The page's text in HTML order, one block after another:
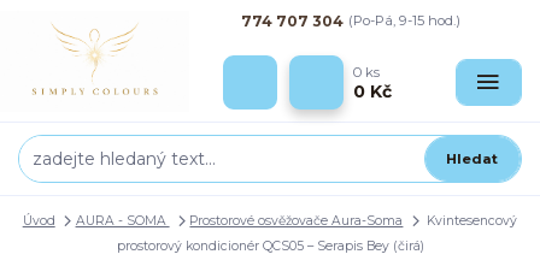
Hledat
774 707 304 (Po-Pá, 9-15 hod.)
0 ks
0 Kč
Úvod AURA - SOMA Prostorové osvěžovače Aura-Soma
Kvintesencový
prostorový kondicionér QCS05 – Serapis Bey (čirá)